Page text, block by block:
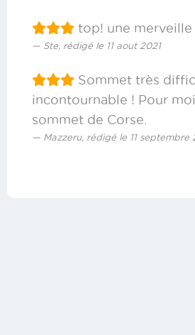
top! une merveille
Ste, rédigé le 11 aout 2021
Sommet très
incontournable ! Pour
sommet de Corse.
Mazzeru, rédigé le 11 septembre